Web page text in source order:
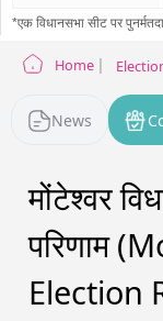
Home
News
मोंटेश्वर
परिणाम
Election